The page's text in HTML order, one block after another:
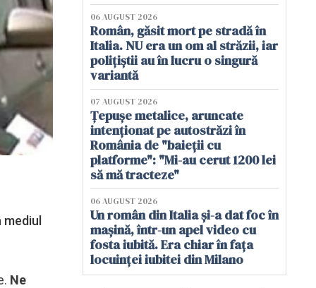
mediul
Ne
06 AUGUST 2026
Român, găsit mort pe stradă în
Italia. NU era un om al străzii, iar
polițiștii au în lucru o singură
variantă
07 AUGUST 2026
Țepușe metalice, aruncate
intenționat pe autostrăzi în
România de "baieții cu
platforme": "Mi-au cerut 1200 lei
să mă tracteze"
06 AUGUST 2026
Un român din Italia și-a dat foc în
mașină, într-un apel video cu
fosta iubită. Era chiar în fața
locuinței iubitei din Milano